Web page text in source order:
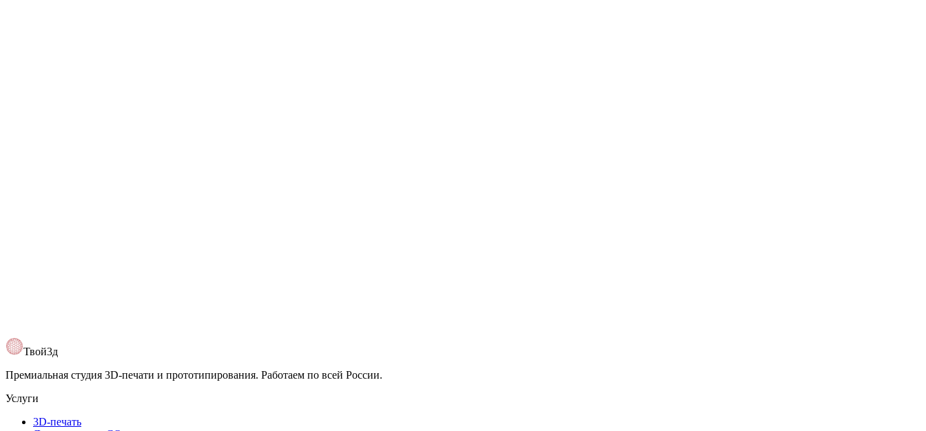
Твой3д
Премиальная студия 3D-печати и прототипирования. Работаем по всей России.
Услуги
3D-печать